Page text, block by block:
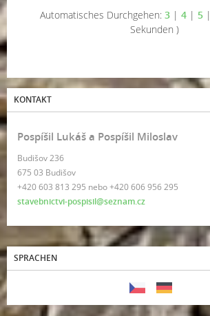
Automatisches Durchgehen: 3 | 4 | 5 |
Sekunden )
KONTAKT
Pospíšil Lukáš a Pospíšil Miloslav
Budišov 236
675 03 Budišov
+420 603 813 295 nebo +420 606 956 295
stavebnictvi-pospisil@seznam.cz
SPRACHEN